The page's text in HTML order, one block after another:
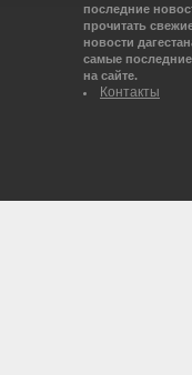
последние
прочитать
новости
самые
на сайте.
Контакты